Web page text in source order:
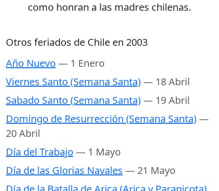
como honran a las madres chilenas.
Otros feriados de Chile en 2003
Año Nuevo — 1 Enero
Viernes Santo (Semana Santa)— 18 Abril
Sabado Santo (Semana Santa)— 19 Abril
Domingo de Resurrección (Semana Santa)—
20 Abril
Día del Trabajo — 1 Mayo
Día de las Glorias Navales — 21 Mayo